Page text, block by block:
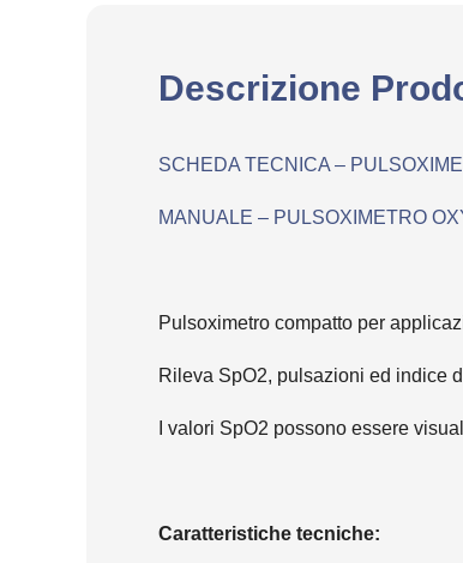
Descrizione
SCHEDA TECNICA –
MANUALE – PULSOXIMETRO
Pulsoximetro compatto per
Rileva SpO2, pulsazioni ed indice
I valori SpO2 possono essere
Caratteristiche tecniche: